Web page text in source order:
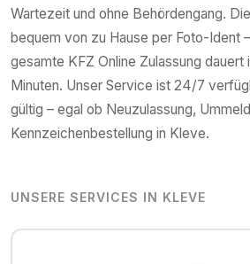
Wartezeit und ohne Behördengang.
bequem von zu Hause per Foto-Ident
gesamte KFZ Online Zulassung dauert
Minuten. Unser Service ist 24/7
gültig – egal ob Neuzulassung,
Kennzeichenbestellung in Kleve.
UNSERE SERVICES IN KLEVE